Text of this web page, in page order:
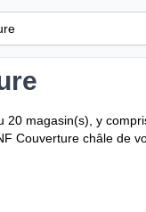
magasin(s), y
Couverture châle de